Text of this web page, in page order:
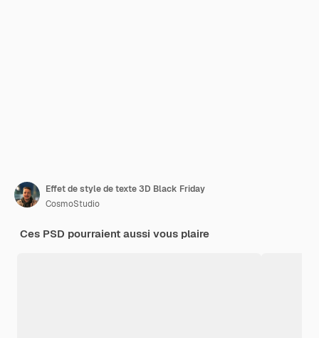
Effet de style de texte 3D Black Friday
CosmoStudio
Ces PSD pourraient aussi vous plaire